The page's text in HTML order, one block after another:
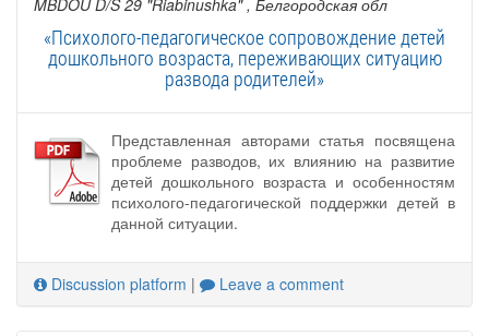
«Психолого-педагогическое сопровождение детей
дошкольного возраста, переживающих ситуацию
развода родителей»
Представленная авторами статья посвящена
проблеме разводов, их влиянию на развитие
детей дошкольного возраста и особенностям
психолого-педагогической поддержки детей в
данной ситуации.
Discussion platform | Leave a comment